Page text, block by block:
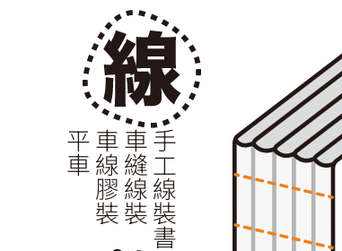
平車車線膠裝車縫線裝手工線裝書